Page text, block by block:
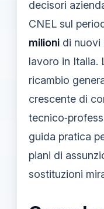
decisori
CNEL sul
milioni di nuovi
lavoro in Italia.
ricambio
crescente di
guida pratica
piani di
sostituzioni